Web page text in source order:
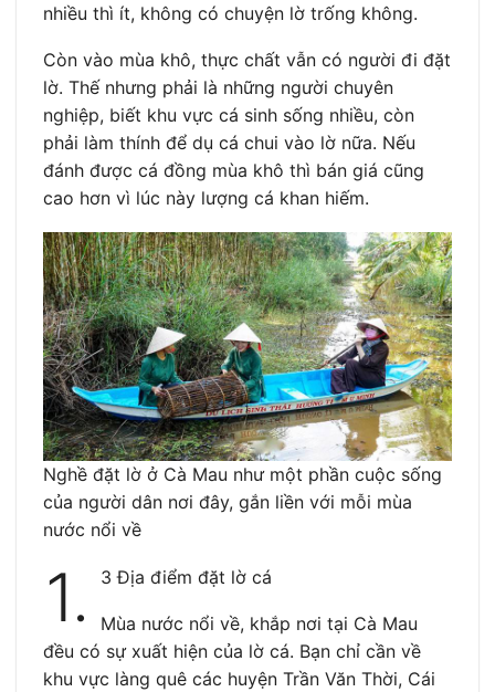
nhiều thì ít, không có chuyện lờ trống không.
Còn vào mùa khô, thực chất vẫn có người đi đặt
lờ. Thế nhưng phải là những người chuyên
nghiệp, biết khu vực cá sinh sống nhiều, còn
phải làm thính để dụ cá chui vào lờ nữa. Nếu
đánh được cá đồng mùa khô thì bán giá cũng
cao hơn vì lúc này lượng cá khan hiếm.
Nghề đặt lờ ở Cà Mau như một phần cuộc sống
của người dân nơi đây, gắn liền với mỗi mùa
nước nổi về
1. 3 Địa điểm đặt lờ cá
Mùa nước nổi về, khắp nơi tại Cà Mau
đều có sự xuất hiện của lờ cá. Bạn chỉ cần về
khu vực làng quê các huyện Trần Văn Thời, Cái